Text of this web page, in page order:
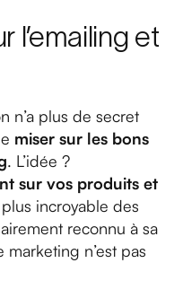
l’emailing et
n’a plus de secret
miser sur les bons
. L’idée ?
sur vos produits et
incroyable des
reconnu à sa
n’est pas